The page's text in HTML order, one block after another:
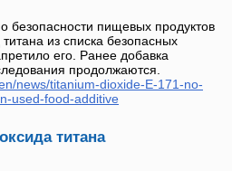
безопасности пищевых продуктов
из списка безопасных
его. Ранее добавка
продолжаются.
news/titanium-dioxide-E-171-no-
used-food-additive
титана